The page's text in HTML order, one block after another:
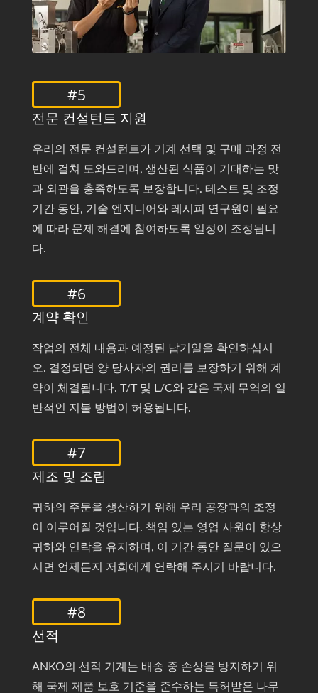
#5
전문 컨설턴트 지원
우리의 전문 컨설턴트가 기계 선택 및 구매 과정 전
반에 걸쳐 도와드리며, 생산된 식품이 기대하는 맛
과 외관을 충족하도록 보장합니다. 테스트 및 조정
기간 동안, 기술 엔지니어와 레시피 연구원이 필요
에 따라 문제 해결에 참여하도록 일정이 조정됩니
다.
#6
계약 확인
작업의 전체 내용과 예정된 납기일을 확인하십시
오. 결정되면 양 당사자의 권리를 보장하기 위해 계
약이 체결됩니다. T/T 및 L/C와 같은 국제 무역의 일
반적인 지불 방법이 허용됩니다.
#7
제조 및 조립
귀하의 주문을 생산하기 위해 우리 공장과의 조정
이 이루어질 것입니다. 책임 있는 영업 사원이 항상
귀하와 연락을 유지하며, 이 기간 동안 질문이 있으
시면 언제든지 저희에게 연락해 주시기 바랍니다.
#8
선적
ANKO의 선적 기계는 배송 중 손상을 방지하기 위
해 국제 제품 보호 기준을 준수하는 특허받은 나무